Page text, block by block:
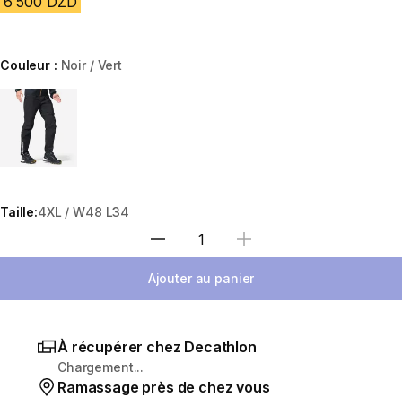
Couleur : Noir / Vert
Choose a variant
Taille:4XL / W48 L34
Sélectionnez la quantité
Ajouter au panier
À récupérer chez Decathlon
Chargement...
Ramassage près de chez vous